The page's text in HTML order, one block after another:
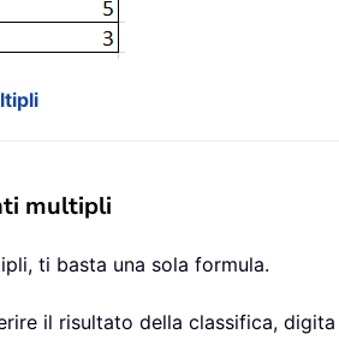
multipli
ti basta una sola formula.
il risultato della classifica,